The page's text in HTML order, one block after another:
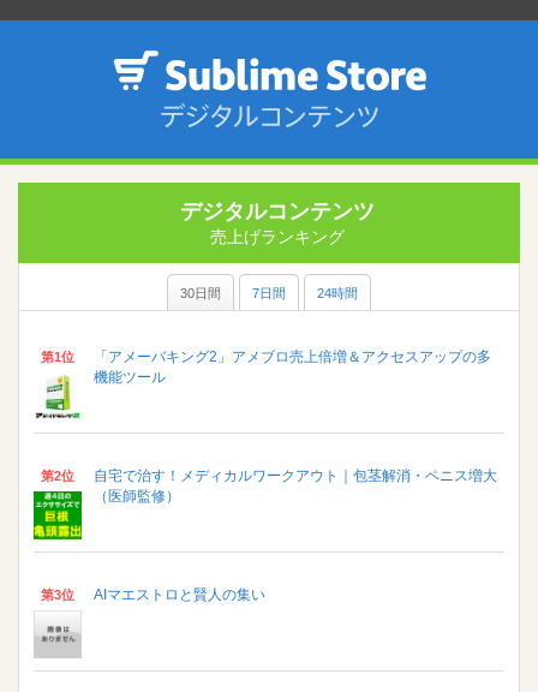
デジタルコンテンツ
売上げランキング
30日間 7日間 24時間
第1位
「アメーバキング2」アメブロ売上倍増＆アクセスアップの多
機能ツール
第2位
自宅で治す！メディカルワークアウト｜包茎解消・ペニス増大
（医師監修）
第3位 AIマエストロと賢人の集い